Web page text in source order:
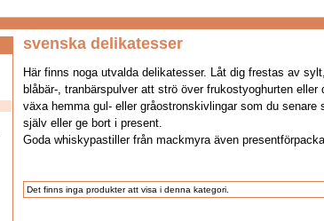
svenska delikatesser
Här finns noga utvalda delikatesser. Låt dig frestas av
blåbär-, tranbärspulver att strö över frukostyoghurten
växa hemma gul- eller gråostronskivlingar som du
själv eller ge bort i present.
Goda whiskypastiller från mackmyra även
Det finns inga produkter att visa i denna kategori.